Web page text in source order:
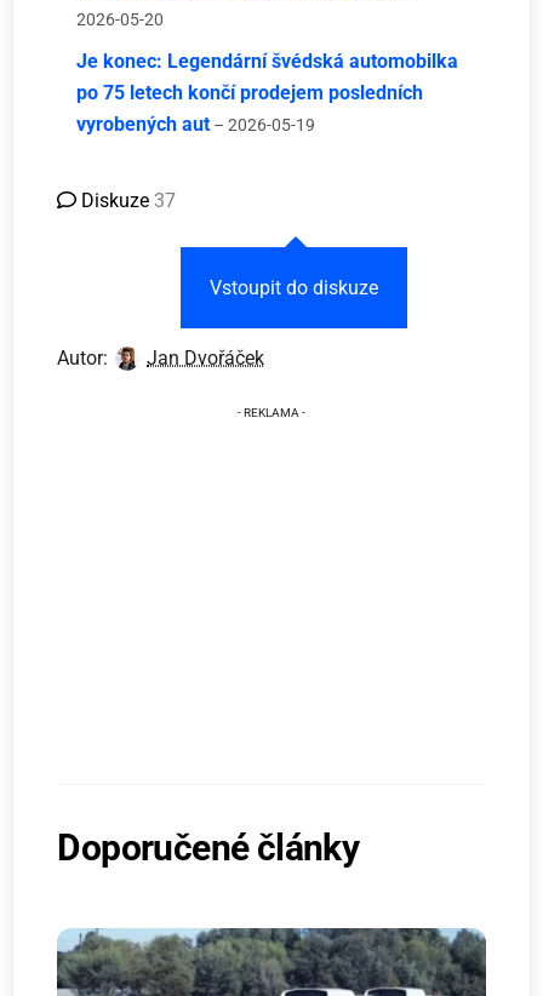
2026-05-20
Je konec: Legendární švédská automobilka
po 75 letech končí prodejem posledních
vyrobených aut – 2026-05-19
Diskuze 37
Vstoupit do diskuze
Autor: Jan Dvořáček
Doporučené články